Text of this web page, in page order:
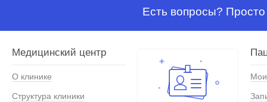
Есть вопросы?
Медицинский центр
О клинике
Структура клиники